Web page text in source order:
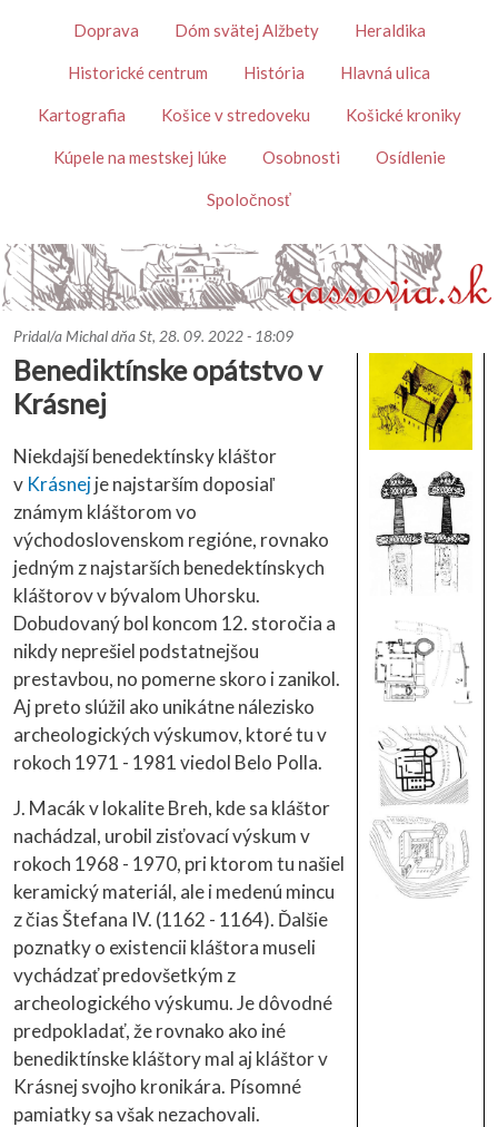
TémyDoprava Dóm svätej Alžbety Heraldika
Historické centrum História Hlavná ulica
Kartografia Košice v stredoveku Košické kroniky
Kúpele na mestskej lúke Osobnosti Osídlenie
Spoločnosť
Pridal/a MichaldňaSt, 28. 09. 2022 - 18:09
Benediktínske opátstvo v
Krásnej
Niekdajší benedektínsky kláštor
v Krásnejje najstarším doposiaľ
známym kláštorom vo
východoslovenskom regióne, rovnako
jedným z najstarších benedektínskych
kláštorov v bývalom Uhorsku.
Dobudovaný bol koncom 12. storočia a
nikdy neprešiel podstatnejšou
prestavbou, no pomerne skoro i zanikol.
Aj preto slúžil ako unikátne nálezisko
archeologických výskumov, ktoré tu v
rokoch 1971 - 1981 viedol Belo Polla.
J. Macák v lokalite Breh, kde sa kláštor
nachádzal, urobil zisťovací výskum v
rokoch 1968 - 1970, pri ktorom tu našiel
keramický materiál, ale i medenú mincu
z čias Štefana IV. (1162 - 1164). Ďalšie
poznatky o existencii kláštora museli
vychádzať predovšetkým z
archeologického výskumu. Je dôvodné
predpokladať, že rovnako ako iné
benediktínske kláštory mal aj kláštor v
Krásnej svojho kronikára. Písomné
pamiatky sa však nezachovali.